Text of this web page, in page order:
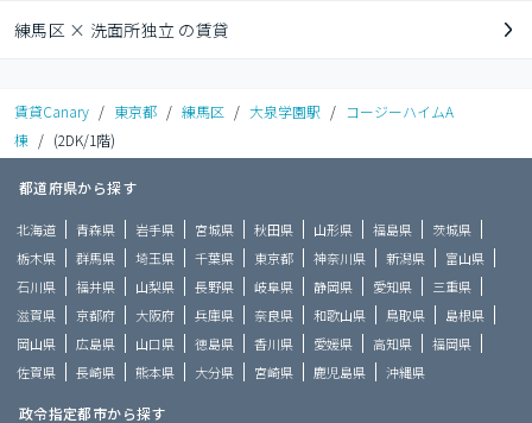
練馬区 × 洗面所独立 の賃貸
賃貸Canary / 東京都 / 練馬区 / 大泉学園駅 / コージーハイムA
棟 / (2DK/1階)
都道府県から探す
北海道 青森県 岩手県 宮城県 秋田県 山形県 福島県
茨城県
栃木県
群馬県 埼玉県 千葉県 東京都 神奈川県 新潟県
富山県
石川県
福井県 山梨県 長野県 岐阜県 静岡県 愛知県
三重県
滋賀県
京都府 大阪府 兵庫県 奈良県 和歌山県 鳥取県
島根県
岡山県
広島県 山口県 徳島県 香川県 愛媛県 高知県
福岡県
佐賀県
長崎県 熊本県 大分県 宮崎県 鹿児島県 沖縄県
政令指定都市から探す